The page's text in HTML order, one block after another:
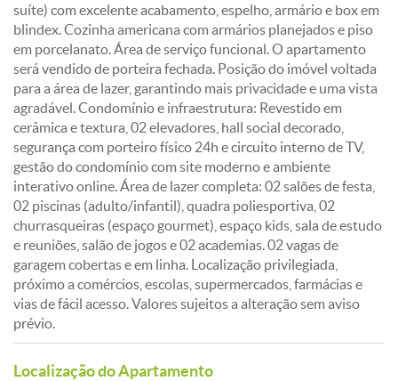
suíte) com excelente acabamento, espelho, armário e box em
blindex. Cozinha americana com armários planejados e piso
em porcelanato. Área de serviço funcional. O apartamento
será vendido de porteira fechada. Posição do imóvel voltada
para a área de lazer, garantindo mais privacidade e uma vista
agradável. Condomínio e infraestrutura: Revestido em
cerâmica e textura, 02 elevadores, hall social decorado,
segurança com porteiro físico 24h e circuito interno de TV,
gestão do condomínio com site moderno e ambiente
interativo online. Área de lazer completa: 02 salões de festa,
02 piscinas (adulto/infantil), quadra poliesportiva, 02
churrasqueiras (espaço gourmet), espaço kids, sala de estudo
e reuniões, salão de jogos e 02 academias. 02 vagas de
garagem cobertas e em linha. Localização privilegiada,
próximo a comércios, escolas, supermercados, farmácias e
vias de fácil acesso. Valores sujeitos a alteração sem aviso
prévio.
Localização do Apartamento